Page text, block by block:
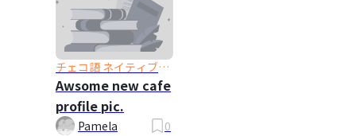
チェコ語 ネイティブス
ピーカー
Awsome new cafe
profile pic.
Pamela 0